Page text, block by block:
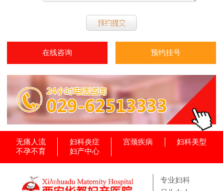
在线咨询 预约挂号
无痛人流 妇科炎症 宫颈疾病
妇科美型
不孕不育
妇产中心
专业妇科